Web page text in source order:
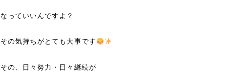
なっていいんですよ？
その気持ちがとても大事です
その、日々努力・日々継続が